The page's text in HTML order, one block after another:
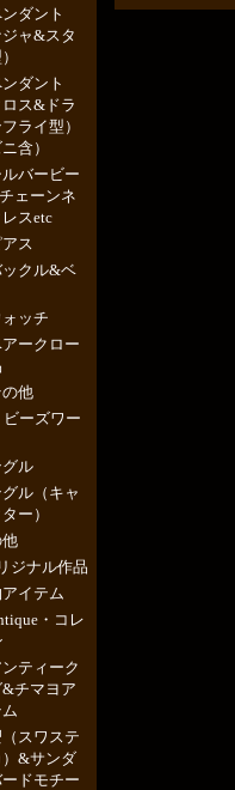
ダント
ジャ&スタ
ダント
ロス&ドラ
ライ型）
ニ含）
バービー
ェーンネ
レスetc
ス
クル&ベ
ッチ
ークロー
他
ーズワー
ル
ル（キャ
ー）
他
ジナル作品
イテム
・コレ
ティーク
&チマヨア
スワステ
）&サンダ
ドモチー